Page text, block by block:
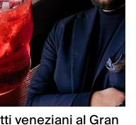
veneziani al Gran